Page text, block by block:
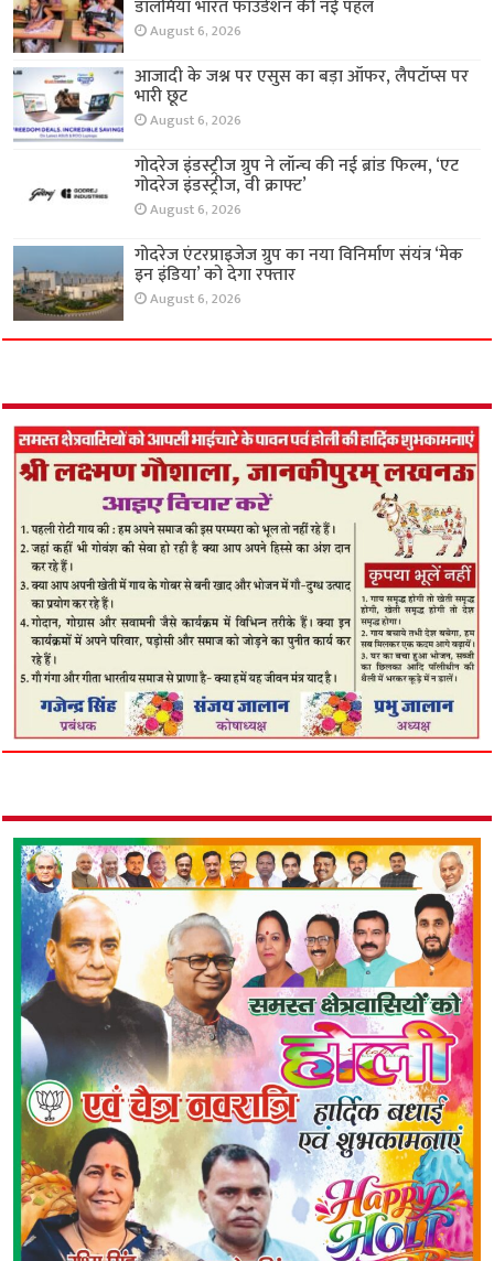
डालमिया भारत फाउंडेशन की नई पहल
August 6, 2026
आजादी के जश्न पर एसुस का बड़ा ऑफर, लैपटॉप्स पर
भारी छूट
August 6, 2026
गोदरेज इंडस्ट्रीज ग्रुप ने लॉन्च की नई ब्रांड फिल्म, ‘एट
गोदरेज इंडस्ट्रीज, वी क्राफ्ट’
August 6, 2026
गोदरेज एंटरप्राइजेज ग्रुप का नया विनिर्माण संयंत्र ‘मेक
इन इंडिया’ को देगा रफ्तार
August 6, 2026